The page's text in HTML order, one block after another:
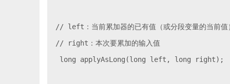
// left：当前累加器的已有值（或分段变量的当前值
  // right：本次要累加的输入值
   long applyAsLong(long left, long right);